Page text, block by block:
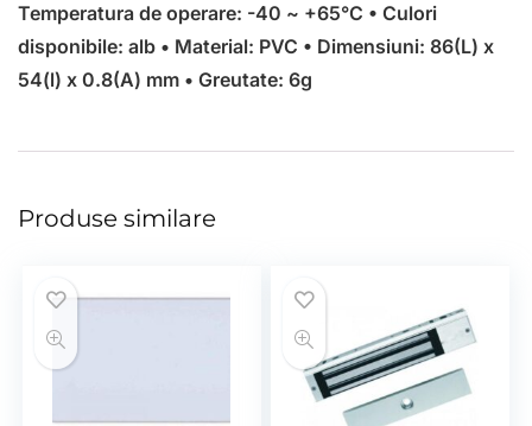
Temperatura de operare: -40 ~ +65°C • Culori
disponibile: alb • Material: PVC • Dimensiuni: 86(L) x
54(l) x 0.8(A) mm • Greutate: 6g
Produse similare